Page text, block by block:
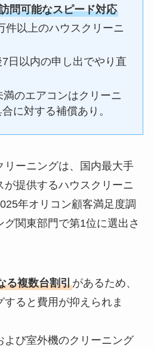
問可能なスピード対応
件以上のハウスクリーニ
日以内の申し出でやり直
のエアコンはクリーニ
に対する補償あり。
リーニングは、国内最大手
が提供するハウスクリーニ
年オリコン顧客満足度調
関東部門で第1位に選出さ
る複数台割引があるため、
すると費用が抑えられま
よび室外機のクリーニング